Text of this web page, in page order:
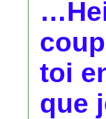
toi
que